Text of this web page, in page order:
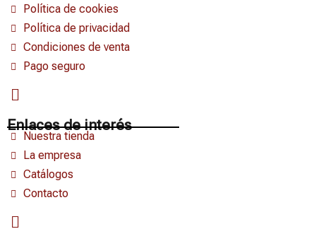
Política de cookies
Política de privacidad
Condiciones de venta
Pago seguro
Enlaces de interés
Nuestra tienda
La empresa
Catálogos
Contacto